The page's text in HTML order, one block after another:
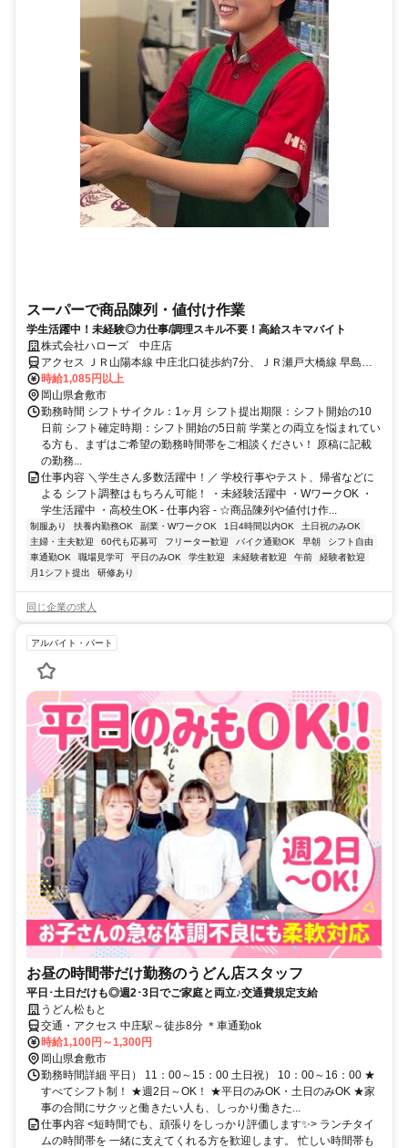
スーパーで商品陳列・値付け作業
学生活躍中！未経験◎力仕事/調理スキル不要！高給スキマバイト
株式会社ハローズ 中庄店
アクセス ＪＲ山陽本線 中庄北口徒歩約7分、ＪＲ瀬戸大橋線 早島徒
歩約62分、ＪＲ山陽本線 庭瀬南口徒歩約61分 中庄駅(JR在来線)8分
時給1,085円以上
岡山県倉敷市
勤務時間 シフトサイクル：1ヶ月 シフト提出期限：シフト開始の10
日前 シフト確定時期：シフト開始の5日前 学業との両立を悩まれてい
る方も、まずはご希望の勤務時間帯をご相談ください！ 原稿に記載
の勤務...
仕事内容 ＼学生さん多数活躍中！／ 学校行事やテスト、帰省などに
よる シフト調整はもちろん可能！ ・未経験活躍中 ・WワークOK ・
学生活躍中 ・高校生OK - 仕事内容 - ☆商品陳列や値付け作...
制服あり 扶養内勤務OK 副業・WワークOK 1日4時間以内OK
土日祝のみOK
主婦・主夫歓迎
60代も応募可 フリーター歓迎 バイク通勤OK 早朝
シフト自由
車通勤OK
職場見学可 平日のみOK 学生歓迎 未経験者歓迎 午前
経験者歓迎
月1シフト提出
研修あり
同じ企業の求人
アルバイト・パート
お昼の時間帯だけ勤務のうどん店スタッフ
平日･土日だけも◎週2･3日でご家庭と両立♪交通費規定支給
うどん松もと
交通・アクセス 中庄駅～徒歩8分 ＊車通勤ok
時給1,100円～1,300円
岡山県倉敷市
勤務時間詳細 平日） 11：00～15：00 土日祝） 10：00～16：00 ★
すべてシフト制！ ★週2日～OK！ ★平日のみOK・土日のみOK ★家
事の合間にサクッと働きたい人も、しっかり働きた...
仕事内容 <短時間でも、頑張りをしっかり評価します✨> ランチタイ
ムの時間帯を 一緒に支えてくれる方を歓迎します。 忙しい時間帯も